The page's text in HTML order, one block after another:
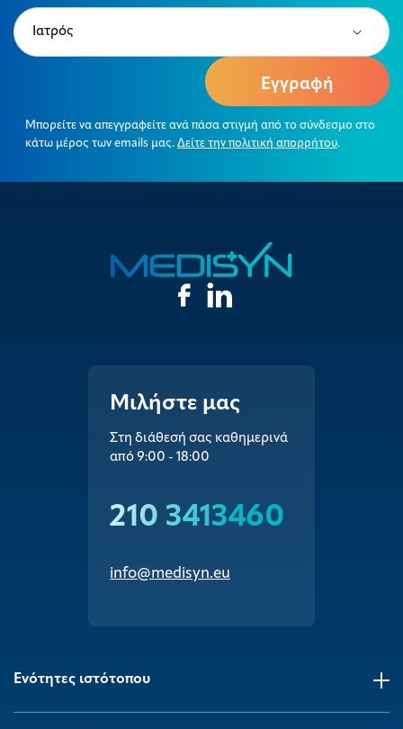
Type
(Required)
Μπορείτε να απεγγραφείτε ανά πάσα στιγμή από το σύνδεσμο στο
κάτω μέρος των emails μας. Δείτε την πολιτική απορρήτου.
Μιλήστε μας
Στη διάθεσή σας καθημερινά
από 9:00 - 18:00
210 3413460
info@medisyn.eu
Ενότητες ιστότοπου